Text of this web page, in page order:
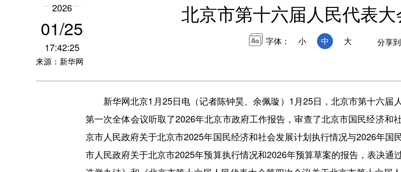
2026
01/25
17:42:25
来源：新华网
北京市第十六届人民代表
字体： 小 中 大 分享到
新华网北京1月25日电（记者陈钟昊、余佩璇）1月25日，北京市第十六届
第一次全体会议听取了2026年北京市政府工作报告，审查了北京市国民经济和
京市人民政府关于北京市2025年国民经济和社会发展计划执行情况与2026年国
市人民政府关于北京市2025年预算执行情况和2026年预算草案的报告，表决通